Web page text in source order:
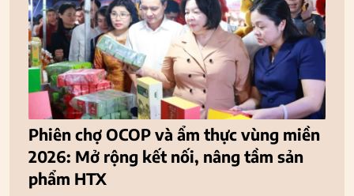
Phiên chợ OCOP và ẩm thực vùng miền
2026: Mở rộng kết nối, nâng tầm sản
phẩm HTX